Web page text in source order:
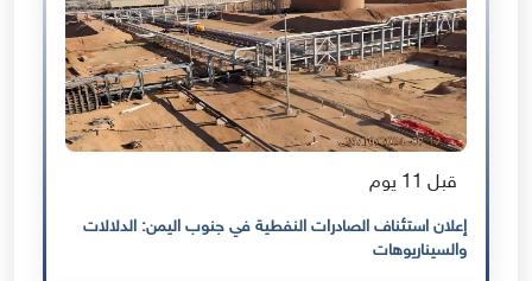
قبل 11 يوم
إعلان استئناف الصادرات النفطية في جنوب اليمن: الدلالات
والسيناريوهات